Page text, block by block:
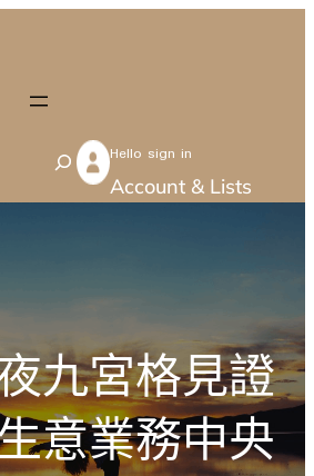
S
e
Hello sign in
Account & Lists
九宮格見證
意業務中央